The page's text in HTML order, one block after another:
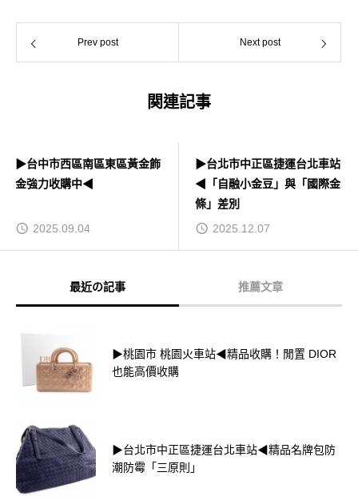
Prev post Next post
関連記事
▶台中市西區南區東區黃金飾
金強力收購中◀
2025.09.04
▶台北市中正區捷運台北車站
◀「自融小金豆」與「國際金
條」差別
2025.12.07
最近の記事 推薦文章
▶桃園市 桃園火車站◀精品收購！閒置 DIOR
也能高價收購
▶台北市中正區捷運台北車站◀精品名牌包防
潮防霉「三原則」